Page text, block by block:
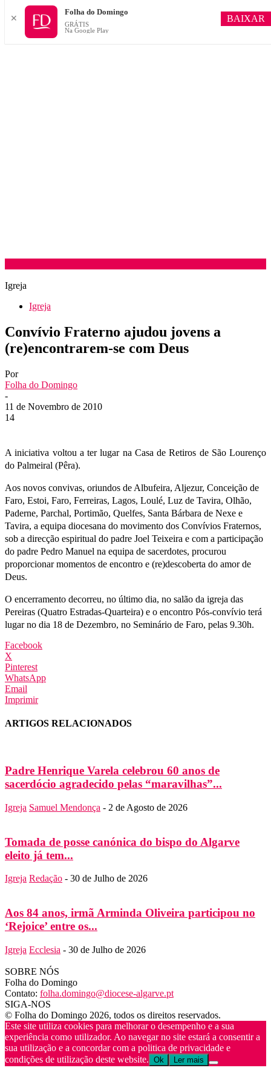
Igreja
Igreja
Convívio Fraterno ajudou jovens a
(re)encontrarem-se com Deus
Por
Folha do Domingo
-
11 de Novembro de 2010
14
A iniciativa voltou a ter lugar na Casa de Retiros de São Lourenço
do Palmeiral (Pêra).
Aos novos convivas, oriundos de Albufeira, Aljezur, Conceição de
Faro, Estoi, Faro, Ferreiras, Lagos, Loulé, Luz de Tavira, Olhão,
Paderne, Parchal, Portimão, Quelfes, Santa Bárbara de Nexe e
Tavira, a equipa diocesana do movimento dos Convívios Fraternos,
sob a direcção espiritual do padre Joel Teixeira e com a participação
do padre Pedro Manuel na equipa de sacerdotes, procurou
proporcionar momentos de encontro e (re)descoberta do amor de
Deus.
O encerramento decorreu, no último dia, no salão da igreja das
Pereiras (Quatro Estradas-Quarteira) e o encontro Pós-convívio terá
lugar no dia 18 de Dezembro, no Seminário de Faro, pelas 9.30h.
Facebook
X
Pinterest
WhatsApp
Email
Imprimir
ARTIGOS RELACIONADOS
Padre Henrique Varela celebrou 60 anos de
sacerdócio agradecido pelas “maravilhas”...
Igreja Samuel Mendonça - 2 de Agosto de 2026
Tomada de posse canónica do bispo do Algarve
eleito já tem...
Igreja Redação - 30 de Julho de 2026
Aos 84 anos, irmã Arminda Oliveira participou no
‘Rejoice’ entre os...
Igreja Ecclesia - 30 de Julho de 2026
SOBRE NÓS
Folha do Domingo
Contato: folha.domingo@diocese-algarve.pt
SIGA-NOS
© Folha do Domingo 2026, todos os direitos reservados.
Este site utiliza cookies para melhorar o desempenho e a sua
experiência como utilizador. Ao navegar no site estará a consentir a
sua utilização e a concordar com a politica de privacidade e
condições de utilização deste website. Ok Ler mais
✕
Folha do Domingo
GRÁTIS
Na Google Play
BAIXAR